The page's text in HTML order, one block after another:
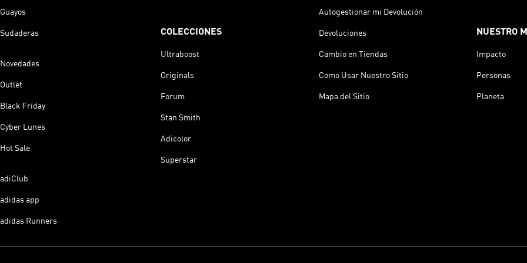
Guayos
Sudaderas
Novedades
Outlet
Black Friday
Cyber Lunes
Hot Sale
adiClub
adidas app
adidas Runners
COLECCIONES
Ultraboost
Originals
Forum
Stan Smith
Adicolor
Superstar
Autogestionar mi Devolución
Devoluciones
Cambio en Tiendas
Como Usar Nuestro Sitio
Mapa del Sitio
NUESTRO
Impacto
Personas
Planeta